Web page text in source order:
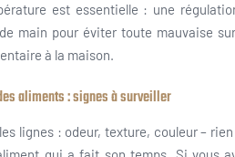
est essentielle : une
main pour éviter toute mauvaise
à la maison.
aliments : signes à surveiller
lignes : odeur, texture, couleur –